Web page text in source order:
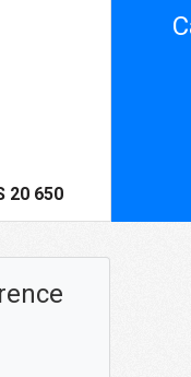
20 650